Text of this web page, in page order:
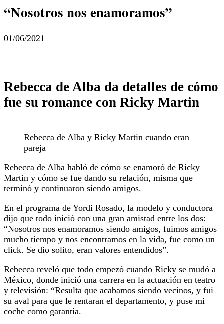
“Nosotros nos enamoramos”
01/06/2021
Rebecca de Alba da detalles de cómo
fue su romance con Ricky Martin
Rebecca de Alba y Ricky Martin cuando eran
pareja
Rebecca de Alba habló de cómo se enamoró de Ricky
Martin y cómo se fue dando su relación, misma que
terminó y continuaron siendo amigos.
En el programa de Yordi Rosado, la modelo y conductora
dijo que todo inició con una gran amistad entre los dos:
“Nosotros nos enamoramos siendo amigos, fuimos amigos
mucho tiempo y nos encontramos en la vida, fue como un
click. Se dio solito, eran valores entendidos”.
Rebecca reveló que todo empezó cuando Ricky se mudó a
México, donde inició una carrera en la actuación en teatro
y televisión: “Resulta que acabamos siendo vecinos, y fui
su aval para que le rentaran el departamento, y puse mi
coche como garantía.